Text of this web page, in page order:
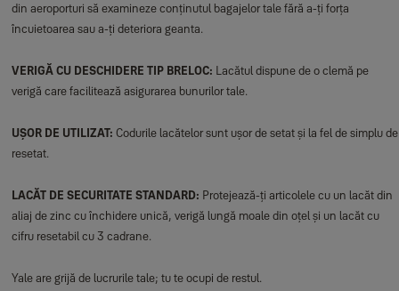
din aeroporturi să examineze conținutul bagajelor tale fără a-ți forța
încuietoarea sau a-ți deteriora geanta.
VERIGĂ CU DESCHIDERE TIP BRELOC: Lacătul dispune de o clemă pe
verigă care facilitează asigurarea bunurilor tale.
UȘOR DE UTILIZAT: Codurile lacătelor sunt ușor de setat și la fel de simplu de
resetat.
LACĂT DE SECURITATE STANDARD: Protejează-ți articolele cu un lacăt din
aliaj de zinc cu închidere unică, verigă lungă moale din oțel și un lacăt cu
cifru resetabil cu 3 cadrane.
Yale are grijă de lucrurile tale; tu te ocupi de restul.